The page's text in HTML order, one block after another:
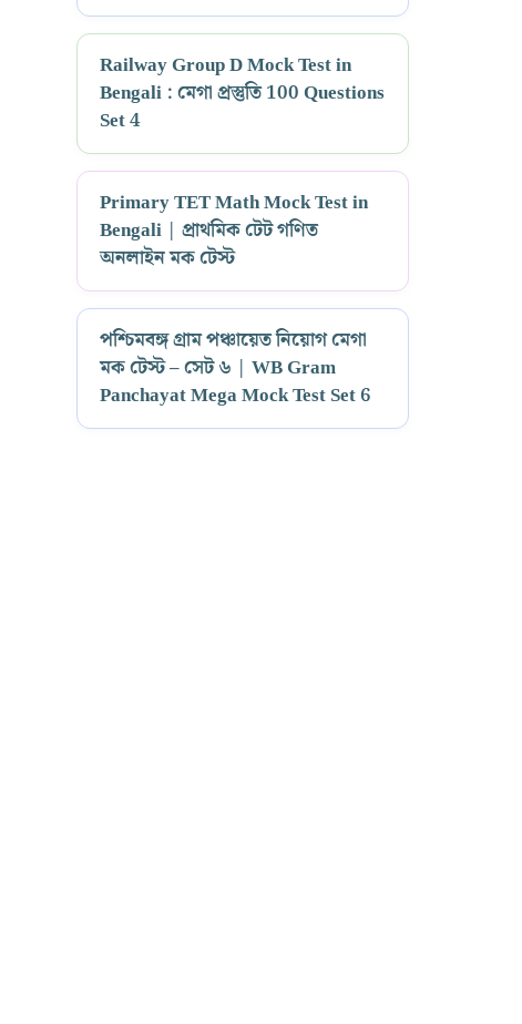
Railway Group D Mock Test in
Bengali : মেগা প্রস্তুতি 100 Questions
Set 4
Primary TET Math Mock Test in
Bengali | প্রাথমিক টেট গণিত
অনলাইন মক টেস্ট
পশ্চিমবঙ্গ গ্রাম পঞ্চায়েত নিয়োগ মেগা
মক টেস্ট – সেট ৬ | WB Gram
Panchayat Mega Mock Test Set 6